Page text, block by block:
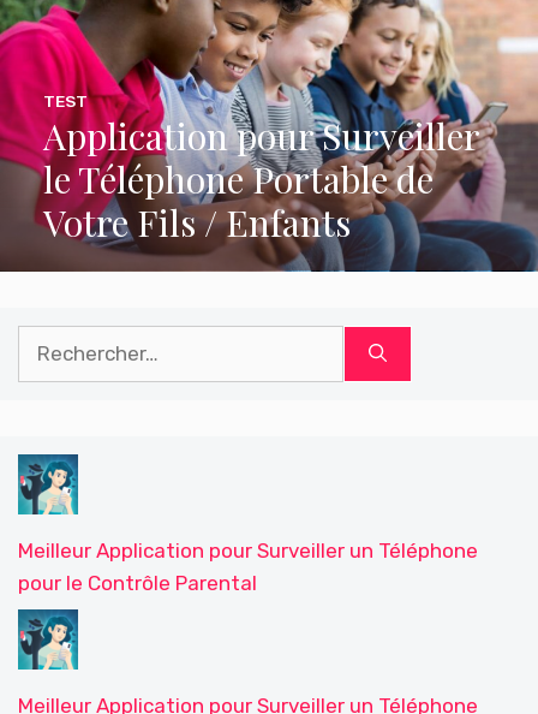
Application pour Surveiller
le Téléphone Portable de
Votre Fils / Enfants
TEST
Meilleur Application pour Surveiller un Téléphone
pour le Contrôle Parental
Meilleur Application pour Surveiller un Téléphone